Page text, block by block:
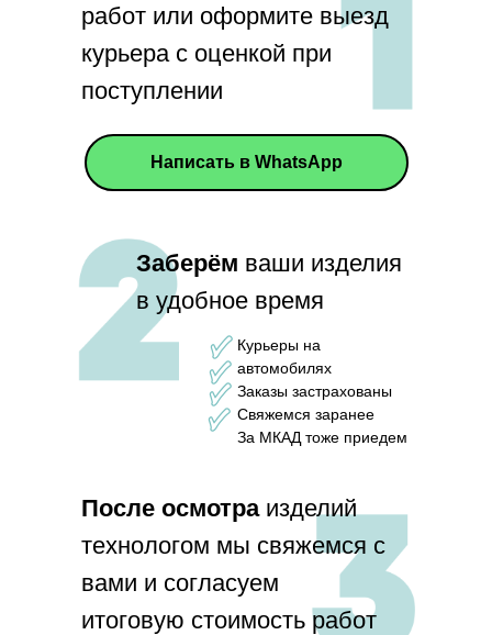
Курьеры на
автомобилях
Заказы застрахованы
Свяжемся заранее
За МКАД тоже приедем
работ или оформите выезд
курьера с оценкой при
поступлении
Заберём ваши изделия
в удобное время
Написать в WhatsApp
После осмотраизделий
технологом мы свяжемся с
вами и согласуем
итоговую стоимость работ